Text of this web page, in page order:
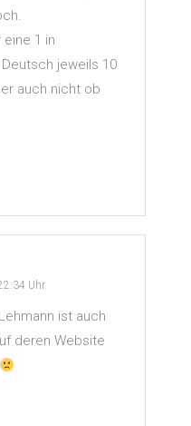
1 in
jeweils 10
auch nicht ob
Uhr
ist auch
deren Website